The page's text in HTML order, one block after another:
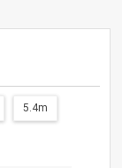
5.4m